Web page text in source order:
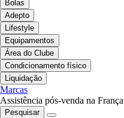
Bolas
Adepto
Lifestyle
Equipamentos
Área do Clube
Condicionamento físico
Liquidação
Marcas
Assistência pós-venda na França
Pesquisar